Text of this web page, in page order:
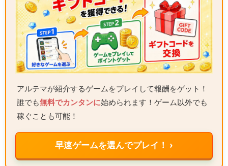
アルテマが紹介するゲームをプレイして報酬をゲット！
誰でも無料でカンタンに始められます！ゲーム以外でも
稼ぐことも可能！
早速ゲームを選んでプレイ！ ›